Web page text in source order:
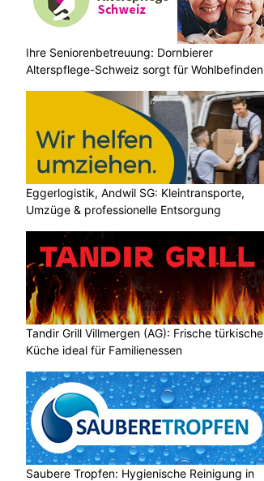
Ihre Seniorenbetreuung: Dornbierer
Alterspflege-Schweiz sorgt für Wohlbefinden
Eggerlogistik, Andwil SG: Kleintransporte,
Umzüge & professionelle Entsorgung
Tandir Grill Villmergen (AG): Frische türkische
Küche ideal für Familienessen
Saubere Tropfen: Hygienische Reinigung in